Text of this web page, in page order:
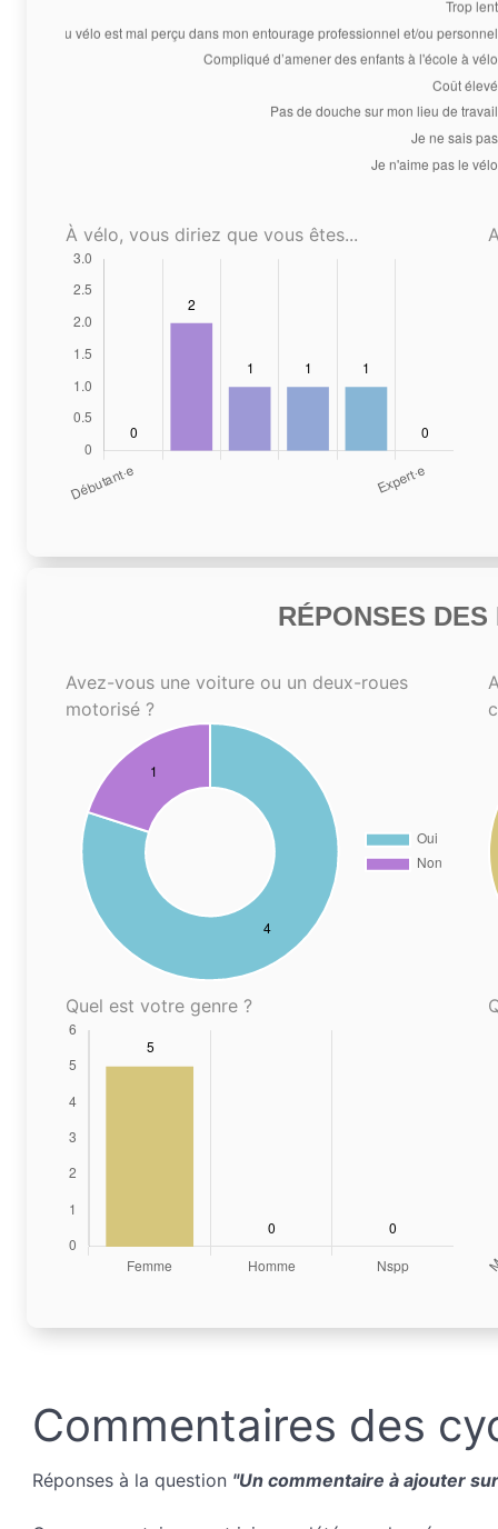
À vélo, vous diriez que vous êtes...
RÉPONSES
Avez-vous une voiture ou un deux-roues
motorisé ?
Quel est votre genre ?
Commentaires des
Réponses à la question "Un commentaire à ajouter